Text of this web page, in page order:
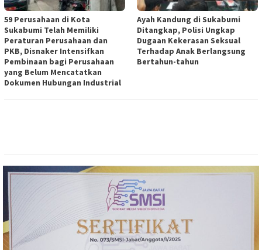
59 Perusahaan di Kota
Sukabumi Telah Memiliki
Peraturan Perusahaan dan
PKB, Disnaker Intensifkan
Pembinaan bagi Perusahaan
yang Belum Mencatatkan
Dokumen Hubungan Industrial
Ayah Kandung di Sukabumi
Ditangkap, Polisi Ungkap
Dugaan Kekerasan Seksual
Terhadap Anak Berlangsung
Bertahun-tahun